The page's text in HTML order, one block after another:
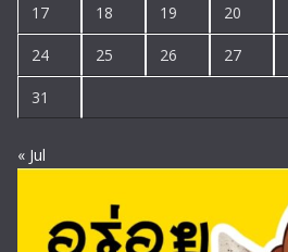
17 18 19 20
24 25 26 27
31
« Jul